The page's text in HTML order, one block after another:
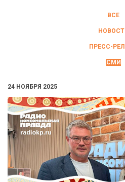
ВСЕ
ПРЕСС-
СМИ
24 НОЯБРЯ 2025